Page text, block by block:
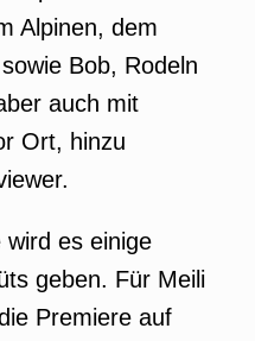
Alpinen, dem
Bob, Rodeln
auch mit
Ort, hinzu
es einige
geben. Für Meili
Premiere auf